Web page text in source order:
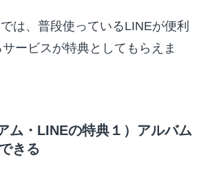
は、普段使っているLINEが便利
ービスが特典としてもらえま
ム・LINEの特典１）アルバム
きる